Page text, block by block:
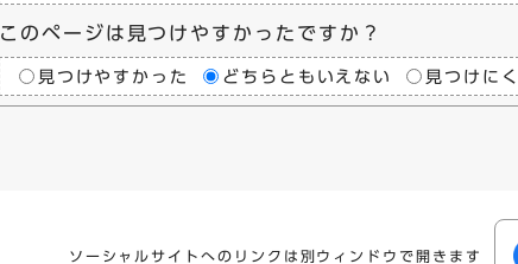
このページは見つけやすかったですか？
見つけやすかった どちらともいえない 見つけに
ソーシャルサイトへのリンクは別ウィンドウで開きます